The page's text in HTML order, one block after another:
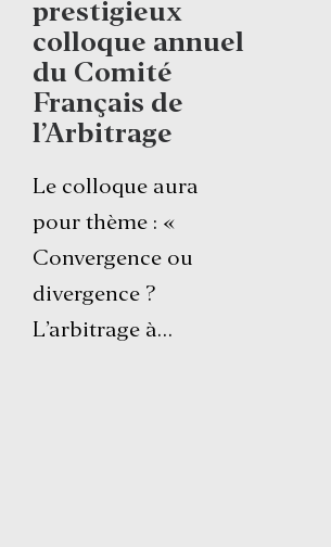
prestigieux
colloque annuel
du Comité
Français de
l’Arbitrage
Le colloque aura
pour thème : «
Convergence ou
divergence ?
L’arbitrage à…